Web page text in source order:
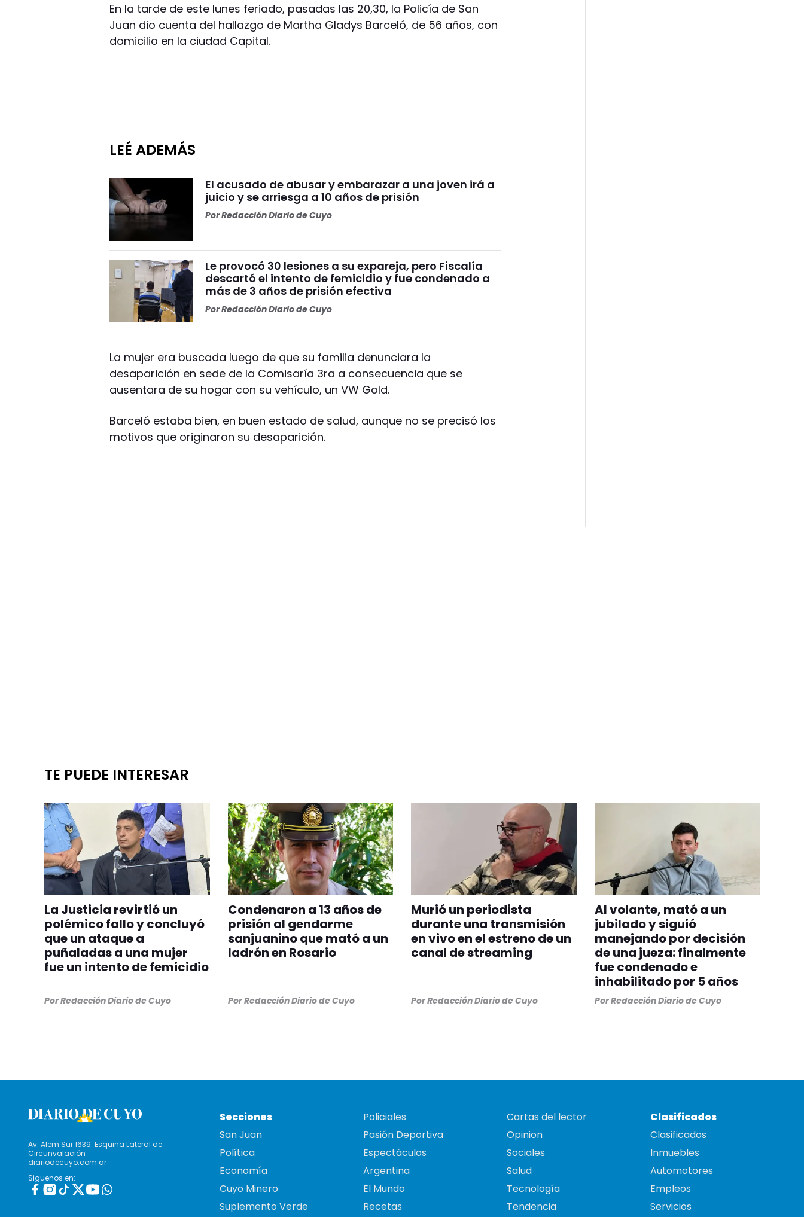
En la tarde de este lunes feriado, pasadas las 20,30, la Policía de San
Juan dio cuenta del hallazgo de Martha Gladys Barceló, de 56 años, con
domicilio en la ciudad Capital.
LEÉ ADEMÁS
El acusado de abusar y embarazar a una joven irá a
juicio y se arriesga a 10 años de prisión
PorRedacción Diario de Cuyo
Le provocó 30 lesiones a su expareja, pero Fiscalía
descartó el intento de femicidio y fue condenado a
más de 3 años de prisión efectiva
PorRedacción Diario de Cuyo
La mujer era buscada luego de que su familia denunciara la
desaparición en sede de la Comisaría 3ra a consecuencia que se
ausentara de su hogar con su vehículo, un VW Gold.
Barceló estaba bien, en buen estado de salud, aunque no se precisó los
motivos que originaron su desaparición.
TE PUEDE INTERESAR
La Justicia revirtió un
polémico fallo y concluyó
que un ataque a
puñaladas a una mujer
fue un intento de femicidio
PorRedacción Diario de Cuyo
Condenaron a 13 años de
prisión al gendarme
sanjuanino que mató a un
ladrón en Rosario
PorRedacción Diario de Cuyo
Murió un periodista
durante una transmisión
en vivo en el estreno de un
canal de streaming
PorRedacción Diario de Cuyo
Al volante, mató a un
jubilado y siguió
manejando por decisión
de una jueza: finalmente
fue condenado e
inhabilitado por 5 años
PorRedacción Diario de Cuyo
Av. Alem Sur 1639. Esquina Lateral de
Circunvalación
diariodecuyo.com.ar
Siguenos en:
Secciones
San Juan
Política
Economía
Cuyo Minero
Suplemento Verde
Policiales
Pasión Deportiva
Espectáculos
Argentina
El Mundo
Recetas
Cartas del lector
Opinion
Sociales
Salud
Tecnología
Tendencia
Clasificados
Clasificados
Inmuebles
Automotores
Empleos
Servicios